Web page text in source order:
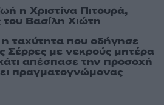
η Χριστίνα Πιτουρά,
Βασίλη Χιώτη
ταχύτητα που οδήγησε
Σέρρες με νεκρούς μητέρα
απέσπασε την προσοχή
πραγματογνώμονας